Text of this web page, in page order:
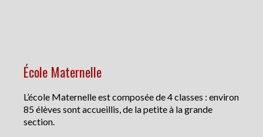
École Maternelle
L’école Maternelle est composée de 4 classes : environ
85 élèves sont accueillis, de la petite à la grande
section.